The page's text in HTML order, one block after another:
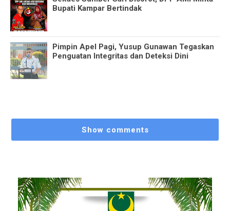
Bupati Kampar Bertindak
Pimpin Apel Pagi, Yusup Gunawan Tegaskan
Penguatan Integritas dan Deteksi Dini
Show comments